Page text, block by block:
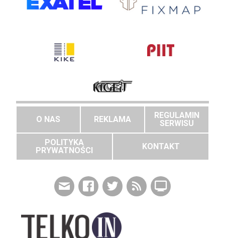
O NAS REKLAMA
REGULAMIN
SERWISU
POLITYKA
PRYWATNOŚCI
KONTAKT